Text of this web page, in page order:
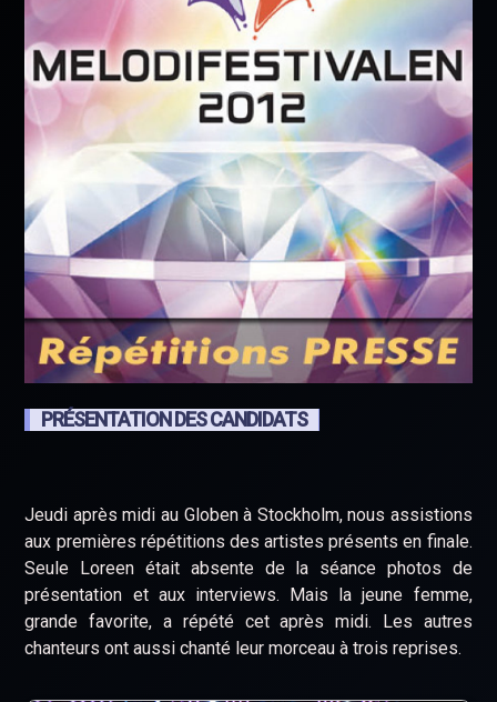
PRÉSENTATION DES CANDIDATS
Jeudi après midi au Globen à Stockholm, nous assistions
aux premières répétitions des artistes présents en finale.
Seule Loreen était absente de la séance photos de
présentation et aux interviews. Mais la jeune femme,
grande favorite, a répété cet après midi. Les autres
chanteurs ont aussi chanté leur morceau à trois reprises.